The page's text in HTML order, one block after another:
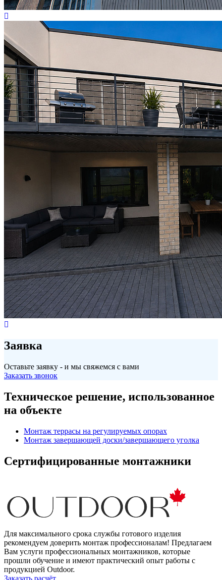
Заявка
Оставьте заявку - и мы свяжемся с вами
Заказать звонок
Техническое решение, использованное
на объекте
Монтаж террасы на регулируемых опорах
Монтаж завершающей доски/завершающего уголка
Сертифицированные монтажники
Для максимального срока службы готового изделия
рекомендуем доверить монтаж профессионалам! Предлагаем
Вам услуги профессиональных монтажников, которые
прошли обучение и имеют практический опыт работы с
продукцией Outdoor.
Заказать расчёт